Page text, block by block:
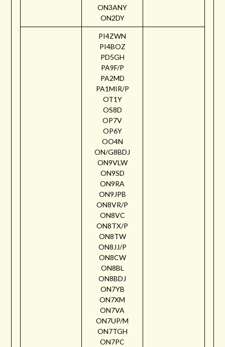
ON3ANY
ON2DY
PI4ZWN
PI4BOZ
PD5GH
PA9F/P
PA2MD
PA1MIR/P
OT1Y
OS8D
OP7V
OP6Y
OO4N
ON/G8BDJ
ON9VLW
ON9SD
ON9RA
ON9JPB
ON8VR/P
ON8VC
ON8TX/P
ON8TW
ON8JJ/P
ON8CW
ON8BL
ON8BDJ
ON7YB
ON7XM
ON7VA
ON7UP/M
ON7TGH
ON7PC